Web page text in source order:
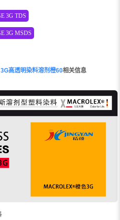
3G TDS
3G MSDS
高透明染料溶剂橙60相关信息